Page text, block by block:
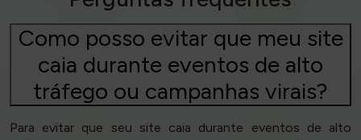
Como posso evitar que meu site
caia durante eventos de alto
tráfego ou campanhas virais?
Para evitar que seu site caia durante eventos de alto